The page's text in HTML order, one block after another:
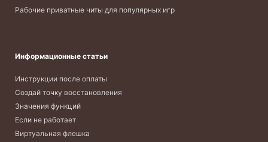
Рабочие приватные читы для популярных игр
Информационные статьи
Инструкции после оплаты
Создай точку восстановления
Значения функций
Если не работает
Виртуальная флешка